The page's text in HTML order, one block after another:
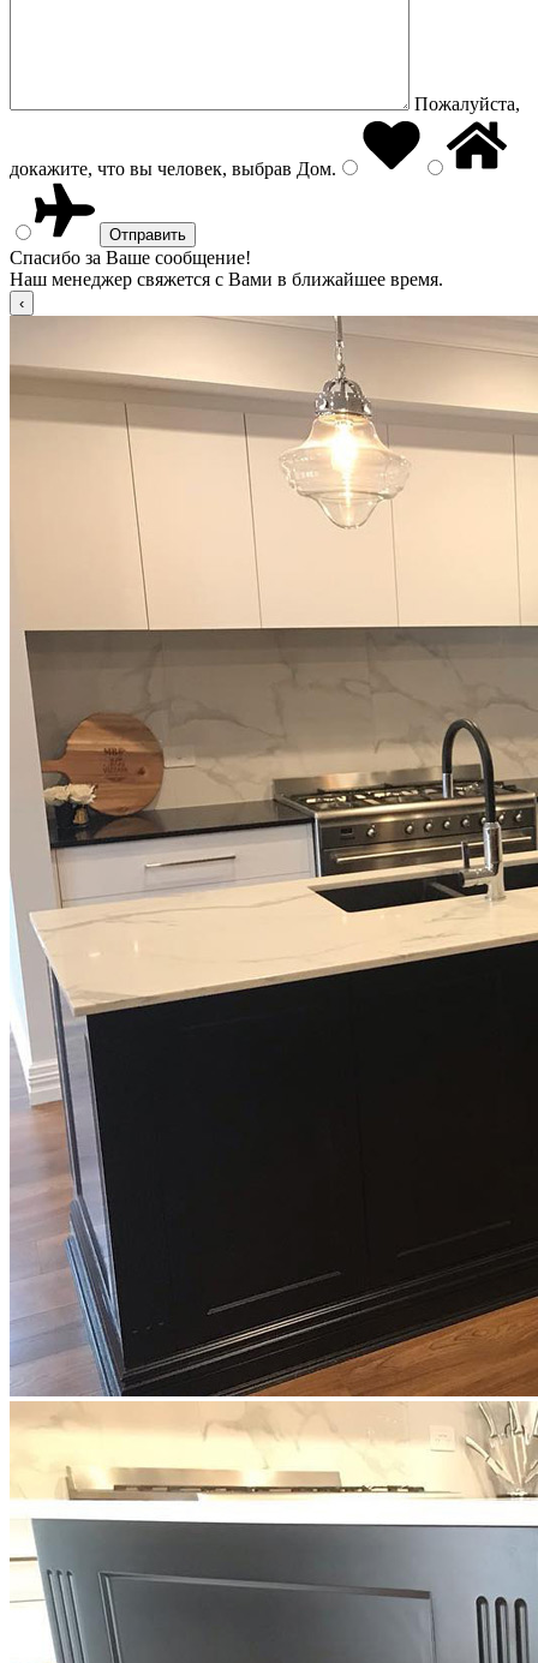
Пожалуйста,
докажите, что вы человек, выбрав Дом.
Спасибо за Ваше сообщение!
Наш менеджер свяжется с Вами в ближайшее время.